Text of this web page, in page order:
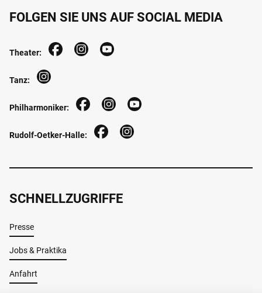
SCHNELLZUGRIFFE
Presse
Jobs & Praktika
Anfahrt
FOLGEN SIE UNS AUF SOCIAL MEDIA
Theater:
Tanz:
Philharmoniker:
Rudolf-Oetker-Halle: